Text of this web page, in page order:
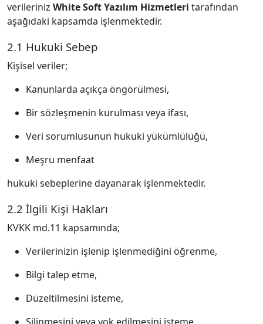
verileriniz White Soft Yazılım Hizmetleri tarafından
aşağıdaki kapsamda işlenmektedir.
2.1 Hukuki Sebep
Kişisel veriler;
Kanunlarda açıkça öngörülmesi,
Bir sözleşmenin kurulması veya ifası,
Veri sorumlusunun hukuki yükümlülüğü,
Meşru menfaat
hukuki sebeplerine dayanarak işlenmektedir.
2.2 İlgili Kişi Hakları
KVKK md.11 kapsamında;
Verilerinizin işlenip işlenmediğini öğrenme,
Bilgi talep etme,
Düzeltilmesini isteme,